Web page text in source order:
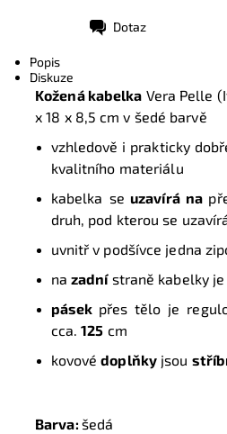
Dotaz
Popis
Diskuze
Kožená kabelka Vera Pelle
x 18 x 8,5 cm v šedé barvě
vzhledově i prakticky
kvalitního materiálu
kabelka se uzavírá na
druh, pod kterou se
uvnitř v podšívce jedna
na zadnístraně kabelky
pásek přes tělo je
cca.125 cm
kovovédoplňky jsou
Barva:šedá